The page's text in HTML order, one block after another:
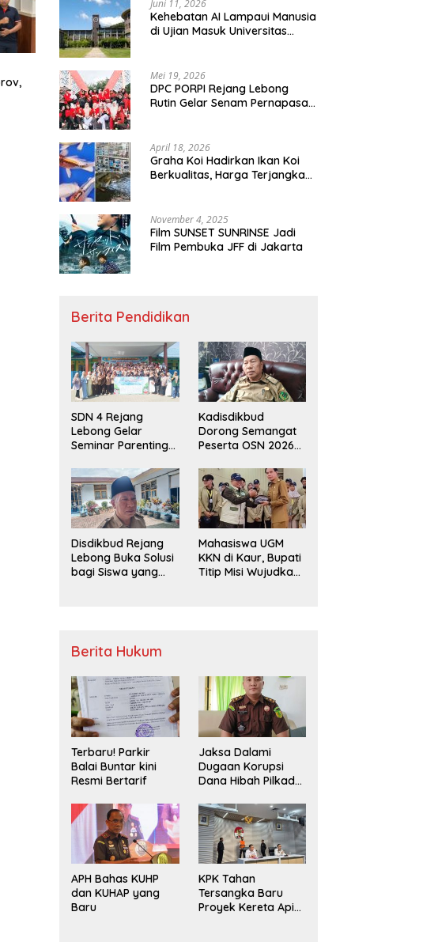
Juni 11, 2026
Kehebatan AI Lampaui Manusia
di Ujian Masuk Universitas
Mei 19, 2026
DPC PORPI Rejang Lebong
Rutin Gelar Senam Pernapasan
April 18, 2026
Graha Koi Hadirkan Ikan Koi
Berkualitas, Harga Terjangkau
November 4, 2025
Film SUNSET SUNRINSE Jadi
Film Pembuka JFF di Jakarta
Berita Pendidikan
SDN 4 Rejang
Lebong Gelar
Seminar Parenting
Bullying,
Kadisdikbud: Patut
Jadi Contoh
Kadisdikbud
Dorong Semangat
Peserta OSN 2026
Disdikbud Rejang
Lebong Buka Solusi
bagi Siswa yang
Mahasiswa UGM
KKN di Kaur, Bupati
Titip Misi Wujudkan
Berita Hukum
Terbaru! Parkir
Balai Buntar kini
Resmi Bertarif
Jaksa Dalami
Dugaan Korupsi
Dana Hibah Pilkada
Kaur
APH Bahas KUHP
dan KUHAP yang
Baru
KPK Tahan
Tersangka Baru
Proyek Kereta Api